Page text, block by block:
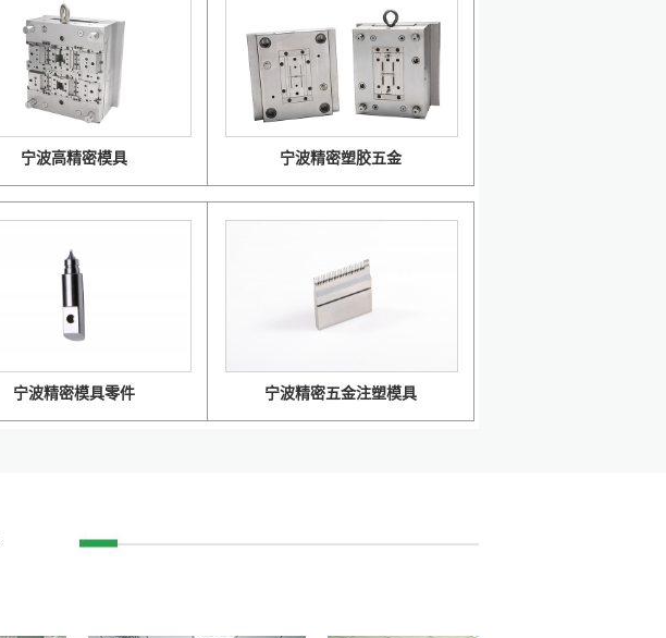
宁波高精密模具 宁波精密塑胶五金
宁波精密模具零件 宁波精密五金注塑模具